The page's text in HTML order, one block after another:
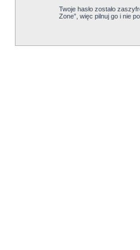
Twoje hasło zostało
Zone”, więc pilnuj go i nie